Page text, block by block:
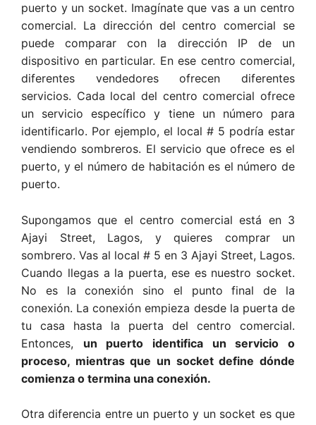
puerto y un socket. Imagínate que vas a un centro
comercial. La dirección del centro comercial se
puede comparar con la dirección IP de un
dispositivo en particular. En ese centro comercial,
diferentes vendedores ofrecen diferentes
servicios. Cada local del centro comercial ofrece
un servicio específico y tiene un número para
identificarlo. Por ejemplo, el local # 5 podría estar
vendiendo sombreros. El servicio que ofrece es el
puerto, y el número de habitación es el número de
puerto.
Supongamos que el centro comercial está en 3
Ajayi Street, Lagos, y quieres comprar un
sombrero. Vas al local # 5 en 3 Ajayi Street, Lagos.
Cuando llegas a la puerta, ese es nuestro socket.
No es la conexión sino el punto final de la
conexión. La conexión empieza desde la puerta de
tu casa hasta la puerta del centro comercial.
Entonces, un puerto identifica un servicio o
proceso, mientras que un socket define dónde
comienza o termina una conexión.
Otra diferencia entre un puerto y un socket es que